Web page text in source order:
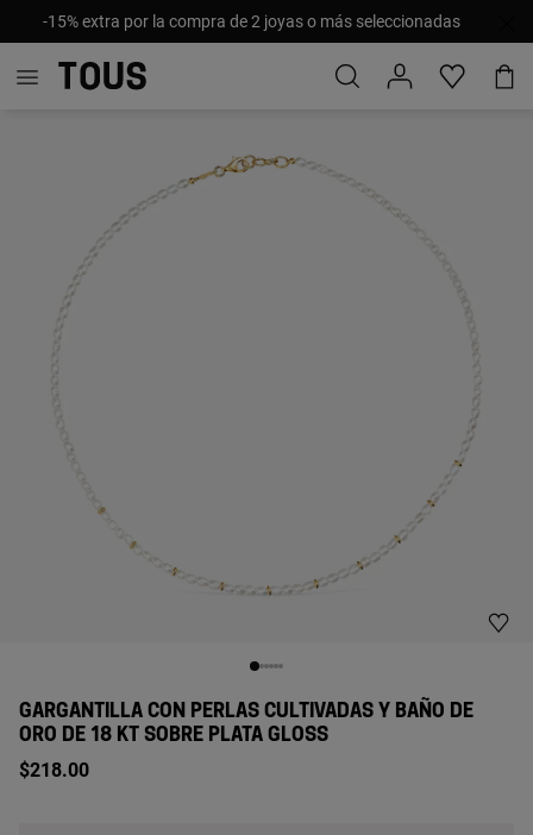
-15% extra por la compra de 2 joyas o más seleccionadas
GARGANTILLA CON PERLAS CULTIVADAS Y BAÑO DE
ORO DE 18 KT SOBRE PLATA GLOSS
$218.00